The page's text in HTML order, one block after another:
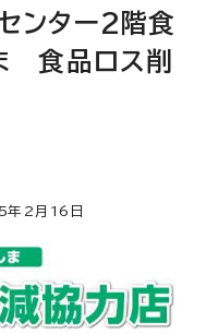
ンター2階食
食品ロス削
年2月 16 日